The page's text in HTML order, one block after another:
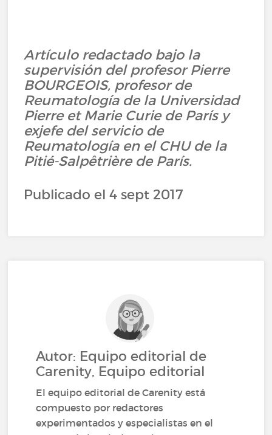
Artículo redactado bajo la
supervisión del profesor Pierre
BOURGEOIS, profesor de
Reumatología de la Universidad
Pierre et Marie Curie de París y
exjefe del servicio de
Reumatología en el CHU de la
Pitié-Salpêtrière de París.
Publicado el 4 sept 2017
Autor: Equipo editorial de
Carenity, Equipo editorial
El equipo editorial de Carenity está
compuesto por redactores
experimentados y especialistas en el